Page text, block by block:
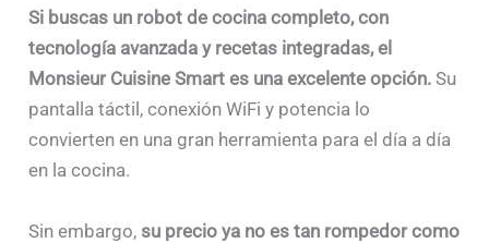
Si buscas un robot de cocina completo, con
tecnología avanzada y recetas integradas, el
Monsieur Cuisine Smart es una excelente opción. Su
pantalla táctil, conexión WiFi y potencia lo
convierten en una gran herramienta para el día a día
en la cocina.
Sin embargo, su precio ya no es tan rompedor como